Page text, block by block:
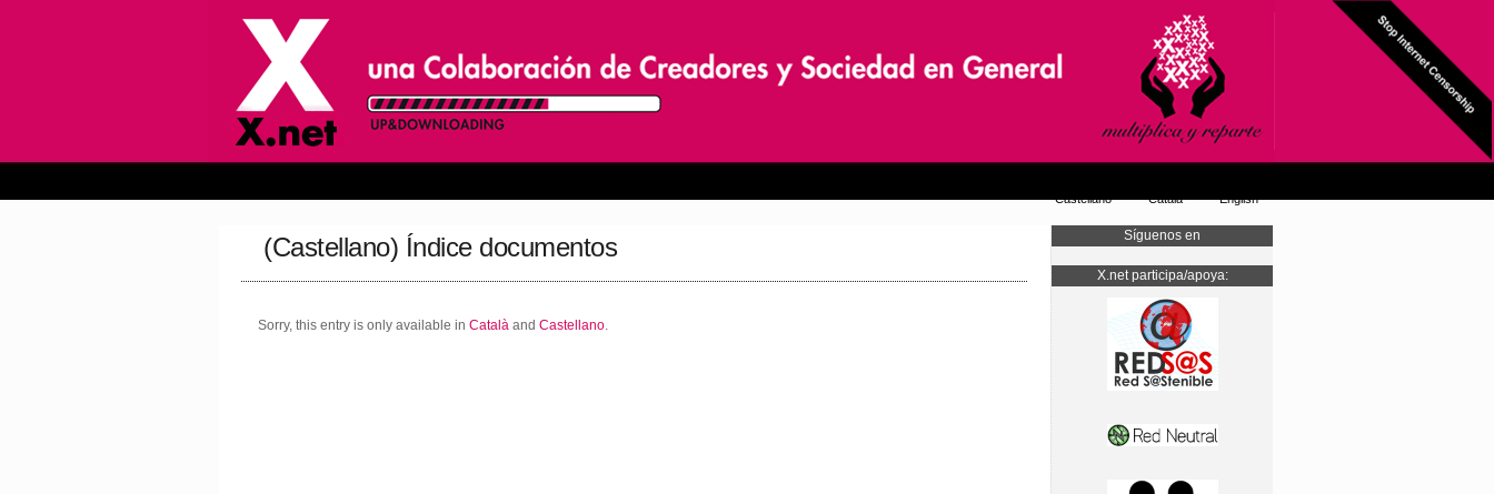
Castellano Català English
(Castellano) Índice documentos
Sorry, this entry is only available in Català and Castellano.
Síguenos en
X.net participa/apoya: